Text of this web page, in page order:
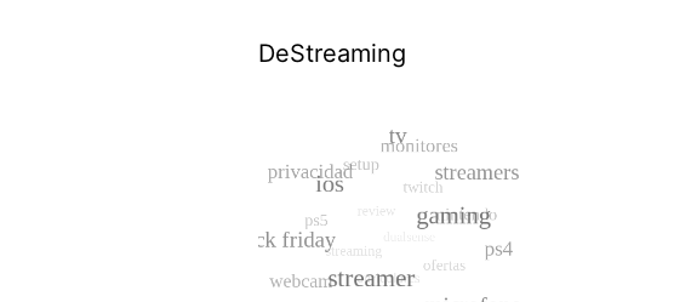
DeStreaming